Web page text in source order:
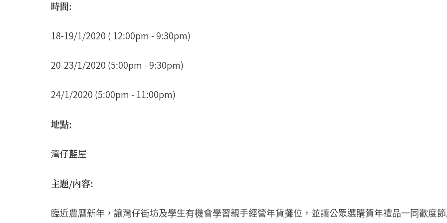
時間:
18-19/1/2020 ( 12:00pm - 9:30pm)
20-23/1/2020 (5:00pm - 9:30pm)
24/1/2020 (5:00pm - 11:00pm)
地點:
灣仔藍屋
主題/內容:
臨近農曆新年，讓灣仔街坊及學生有機會學習親手經營年貨攤位，並讓公眾選購賀年禮品一同歡度